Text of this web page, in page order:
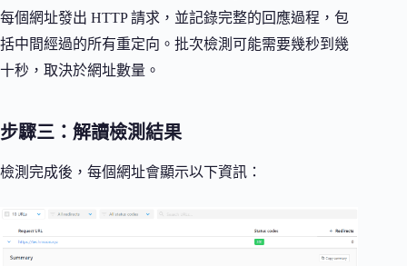
每個網址發出 HTTP 請求，並記錄完整的回應過程，包
括中間經過的所有重定向。批次檢測可能需要幾秒到幾
十秒，取決於網址數量。
步驟三：解讀檢測結果
檢測完成後，每個網址會顯示以下資訊：